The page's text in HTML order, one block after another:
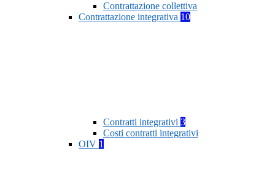
Contrattazione collettiva
Contrattazione integrativa 10
Contratti integrativi 3
Costi contratti integrativi
OIV 1